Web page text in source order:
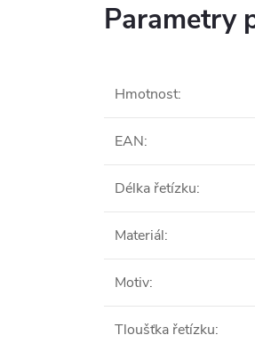
Parametry
Hmotnost:
EAN:
Délka řetízku:
Materiál:
Motiv:
Tloušťka řetízku: